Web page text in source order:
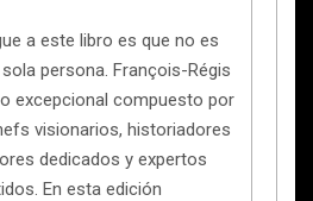
a este libro es que no es
persona. François-Régis
excepcional compuesto por
visionarios, historiadores
dedicados y expertos
En esta edición